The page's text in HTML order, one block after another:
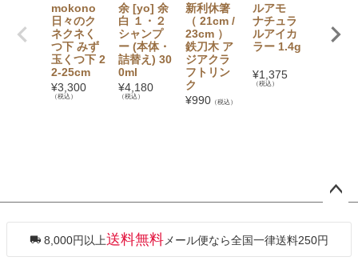
mokono
日々のク
ネクネく
つ下 みず
玉くつ下 2
2-25cm
¥3,300
（税込）
余 [yo] 余
白 １・２
シャンプ
ー (本体・
詰替え) 30
0ml
¥4,180
（税込）
新利休箸
（ 21cm /
23cm ）
鉄刀木 ア
ジアクラ
フトリン
ク
¥990 （税込）
ルアモ
ナチュラ
ルアイカ
ラー 1.4g
¥1,375
（税込）
産・さ
うきび
ジト
へ
8,000円以上送料無料 メール便なら全国一律送料250円